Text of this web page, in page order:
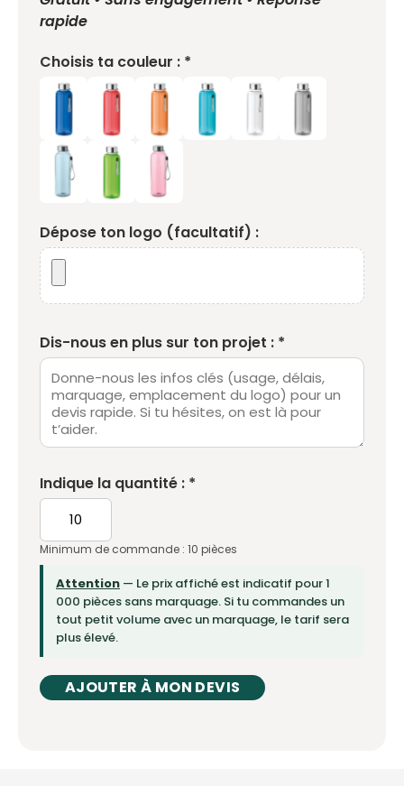
rapide
Choisis ta couleur : *
Dépose ton logo (facultatif) :
Dis-nous en plus sur ton projet : *
Indique la quantité : *
Minimum de commande : 10 pièces
Attention — Le prix affiché est indicatif pour 1
000 pièces sans marquage. Si tu commandes un
tout petit volume avec un marquage, le tarif sera
plus élevé.
AJOUTER À MON DEVIS